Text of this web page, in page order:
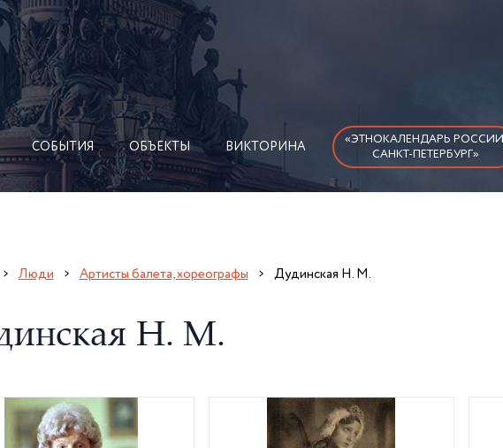
СОБЫТИЯ ОБЪЕКТЫ ВИКТОРИНА
«ЭТНОКАЛЕНДАРЬ РОССИИ.
САНКТ-ПЕТЕРБУРГ»
Люди Артисты балета, хореографы Дудинская Н. М.
Н. М.